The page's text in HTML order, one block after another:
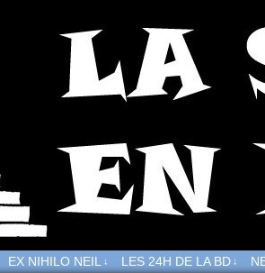
EX NIHILO NEIL ↓ LES 24H DE LA BD ↓